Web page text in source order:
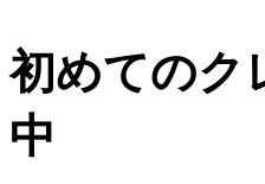
初めてのク
中